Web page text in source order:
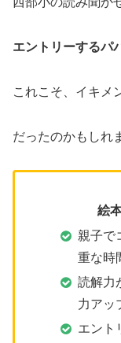
エントリーするパ
これこそ、イキメ
だったのかもしれ
絵
親子で
重な時
読解力
力アッ
エント